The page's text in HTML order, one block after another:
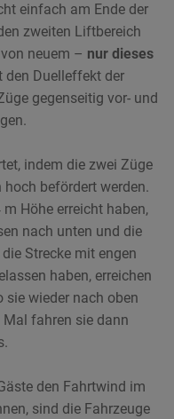
einfach am Ende der
zweiten Liftbereich
neuem – nur dieses
den Duelleffekt der
gegenseitig vor- und
indem die zwei Züge
befördert werden.
Höhe erreicht haben,
nach unten und die
Strecke mit engen
haben, erreichen
sie wieder nach oben
Mal fahren sie dann
den Fahrtwind im
sind die Fahrzeuge